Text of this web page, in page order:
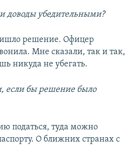
доводы убедительными?
решение. Офицер
Мне сказали, так и так,
никуда не убегать.
если бы решение было
податься, туда можно
О ближних странах с